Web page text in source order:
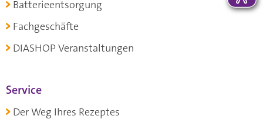
Batterieentsorgung
Fachgeschäfte
DIASHOP Veranstaltungen
Service
Der Weg Ihres Rezeptes